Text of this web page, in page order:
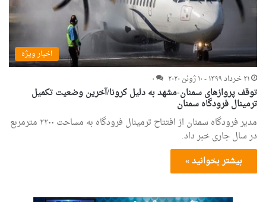
اخبار ویژه
۲۱ خرداد ۱۳۹۹ - ۱۰ ژوئن ۲۰۲۰
۰
توقف پروازهای سمنان-مشهد به دلیل کرونا/آخرین وضعیت تکمیل
‌ترمینال فرودگاه سمنان‌
مدیر فرودگاه سمنان از افتتاح ترمینال فرودگاه به مساحت ۲۲۰۰ مترمربع
در سال جاری خبر داد.
بیشتر بخوانید »